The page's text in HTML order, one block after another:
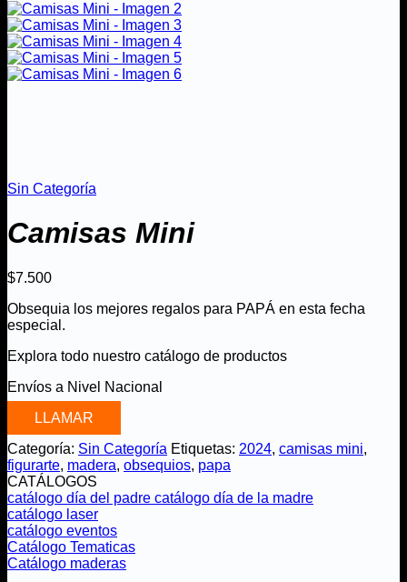
Sin Categoría
Camisas Mini
$7.500
Obsequia los mejores regalos para PAPÁ en esta fecha
especial.
Explora todo nuestro catálogo de productos
Envíos a Nivel Nacional
LLAMAR
Categoría: Sin Categoría Etiquetas: 2024, camisas mini,
figurarte, madera, obsequios, papa
CATÁLOGOS
catálogo día del padre catálogo día de la madre
catálogo laser
catálogo eventos
Catálogo Tematicas
Catálogo maderas